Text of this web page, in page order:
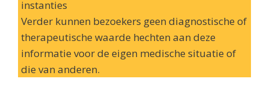
instanties
Verder kunnen bezoekers geen diagnostische of
therapeutische waarde hechten aan deze
informatie voor de eigen medische situatie of
die van anderen.